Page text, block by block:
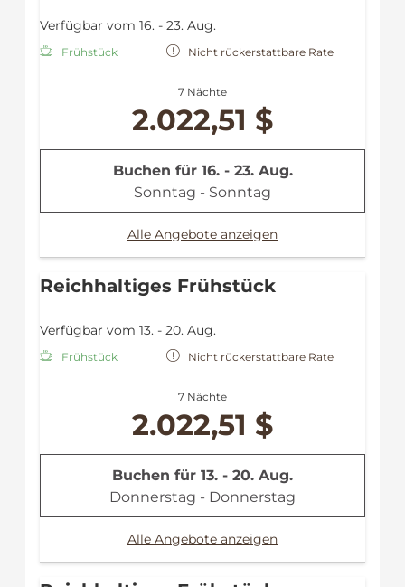
Safe
Mini-Kühlschrank
Handtücher
Bademantel
Leihregenschirm
Verfügbar vom 16. - 23. Aug.
Frühstück Nicht rückerstattbare Rate
7 Nächte
2.022,51 $
Buchen für 16. - 23. Aug.
Sonntag - Sonntag
Alle Angebote anzeigen
Reichhaltiges Frühstück
Verfügbar vom 13. - 20. Aug.
Frühstück Nicht rückerstattbare Rate
7 Nächte
2.022,51 $
Buchen für 13. - 20. Aug.
Donnerstag - Donnerstag
Alle Angebote anzeigen